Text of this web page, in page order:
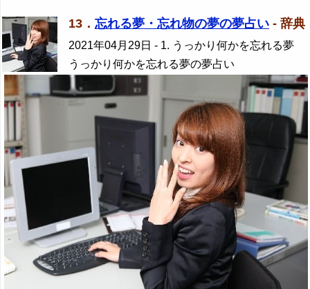
13． 忘れる夢・忘れ物の夢の夢占い - 辞典
2021年04月29日 - 1. うっかり何かを忘れる夢
うっかり何かを忘れる夢の夢占い